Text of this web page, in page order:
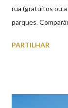
rua (gratuitos ou a
parques.
subterrâneos)
subterrâneos. O
PARTILHAR